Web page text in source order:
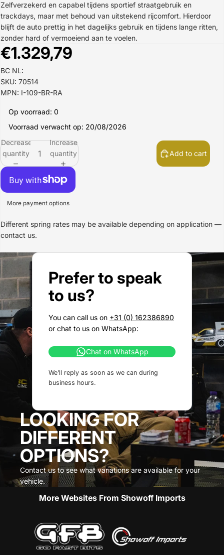
Zelfverzekerd en capabel tijdens sportief straatgebruik en
trackdays, maar met behoud van uitstekend rijcomfort. Hierdoor
blijft de auto prettig in het dagelijks gebruik en tijdens lange ritten,
zonder hard of vermoeiend aan te voelen.
€1.329,79
BC NL:
SKU: 70514
MPN: I-109-BR-RA
Op voorraad: 0
Voorraad verwacht op: 20/08/2026
Decrease
quantity
Increase
quantity
Add to cart
More payment options
Different spring rates may be available depending on application —
contact us.
Prefer to speak
to us?
You can call us on +31 (0) 162386890
or chat to us on WhatsApp:
Chat on WhatsApp
We’ll reply as soon as we can during
business hours.
LOOKING FOR
DIFFERENT
OPTIONS?
Contact us to see what variations are available for your
vehicle.
More Websites From Showoff Imports